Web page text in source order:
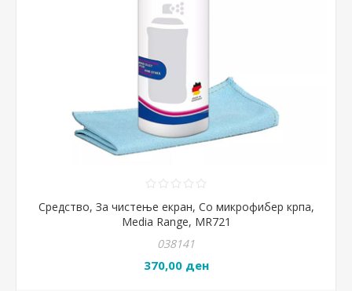
Средство, За чистење екран, Со микрофибер крпа,
Media Range, MR721
038141
370,00 ден